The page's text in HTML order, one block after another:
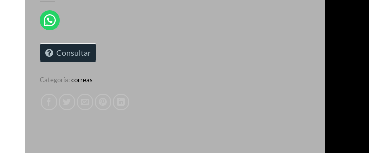
Consultar
Categoría: correas